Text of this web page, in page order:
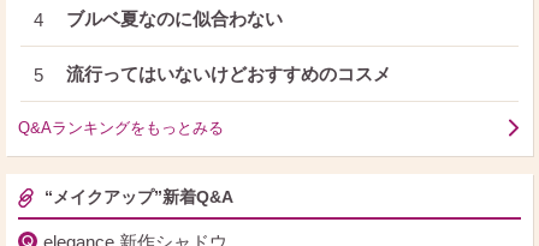
4 ブルベ夏なのに似合わない
5 流行ってはいないけどおすすめのコスメ
Q&Aランキングをもっとみる
“メイクアップ”新着Q&A
elegance 新作シャドウ